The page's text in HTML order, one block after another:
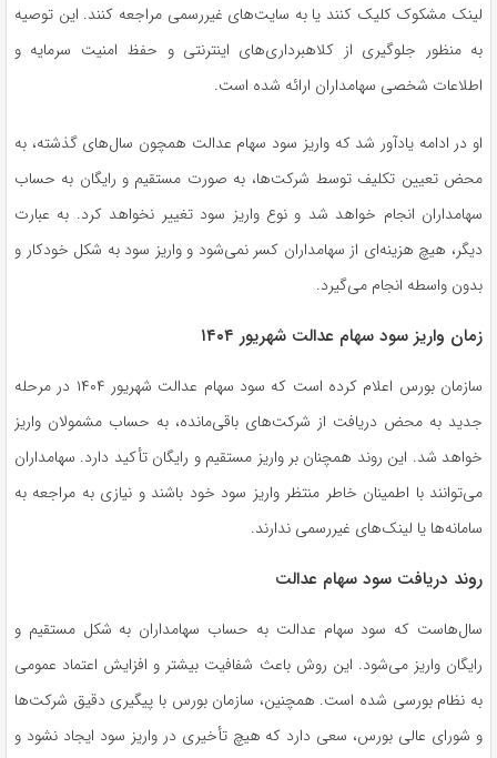
لینک مشکوک کلیک کنند یا به سایت‌های غیررسمی مراجعه کنند. این توصیه
به منظور جلوگیری از کلاهبرداری‌های اینترنتی و حفظ امنیت سرمایه و
اطلاعات شخصی سهامداران ارائه شده است.
او در ادامه یادآور شد که واریز سود سهام عدالت همچون سال‌های گذشته، به
محض تعیین تکلیف توسط شرکت‌ها، به صورت مستقیم و رایگان به حساب
سهامداران انجام خواهد شد و نوع واریز سود تغییر نخواهد کرد. به عبارت
دیگر، هیچ هزینه‌ای از سهامداران کسر نمی‌شود و واریز سود به شکل خودکار و
بدون واسطه انجام می‌گیرد.
زمان واریز سود سهام عدالت شهریور ۱۴۰۴
سازمان بورس اعلام کرده است که سود سهام عدالت شهریور ۱۴۰۴ در مرحله
جدید به محض دریافت از شرکت‌های باقی‌مانده، به حساب مشمولان واریز
خواهد شد. این روند همچنان بر واریز مستقیم و رایگان تأکید دارد. سهامداران
می‌توانند با اطمینان خاطر منتظر واریز سود خود باشند و نیازی به مراجعه به
سامانه‌ها یا لینک‌های غیررسمی ندارند.
روند دریافت سود سهام عدالت
سال‌هاست که سود سهام عدالت به حساب سهامداران به شکل مستقیم و
رایگان واریز می‌شود. این روش باعث شفافیت بیشتر و افزایش اعتماد عمومی
به نظام بورسی شده است. همچنین، سازمان بورس با پیگیری دقیق شرکت‌ها
و شورای عالی بورس، سعی دارد که هیچ تأخیری در واریز سود ایجاد نشود و